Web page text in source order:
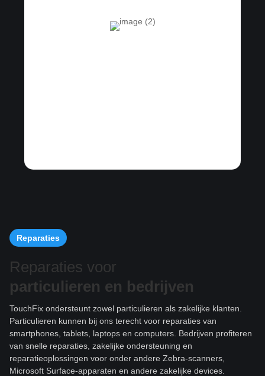
Reparaties
Reparaties voor
particulieren en bedrijven
TouchFix ondersteunt zowel particulieren als zakelijke klanten.
Particulieren kunnen bij ons terecht voor reparaties van
smartphones, tablets, laptops en computers. Bedrijven profiteren
van snelle reparaties, zakelijke ondersteuning en
reparatieoplossingen voor onder andere Zebra-scanners,
Microsoft Surface-apparaten en andere zakelijke devices.